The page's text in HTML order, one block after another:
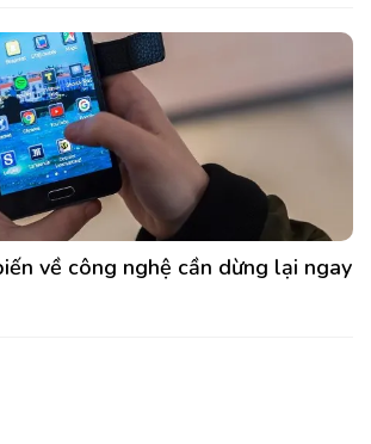
về công nghệ cần dừng lại ngay